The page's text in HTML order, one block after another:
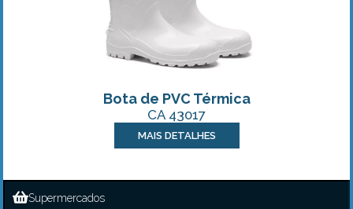
Bota de PVC Térmica
CA 43017
MAIS DETALHES
Supermercados